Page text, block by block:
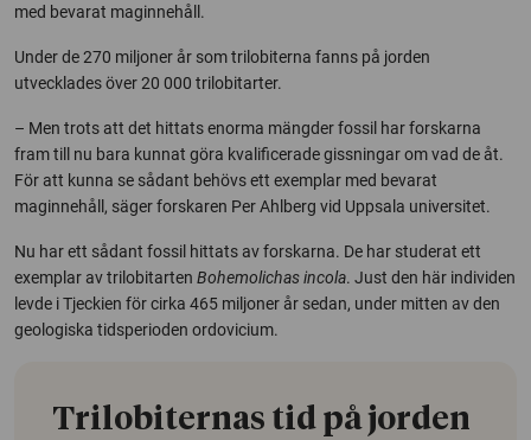
med bevarat maginnehåll.
Under de 270 miljoner år som trilobiterna fanns på jorden
utvecklades över 20 000 trilobitarter.
– Men trots att det hittats enorma mängder fossil har forskarna
fram till nu bara kunnat göra kvalificerade gissningar om vad de åt.
För att kunna se sådant behövs ett exemplar med bevarat
maginnehåll, säger forskaren Per Ahlberg vid Uppsala universitet.
Nu har ett sådant fossil hittats av forskarna. De har studerat ett
exemplar av trilobitarten Bohemolichas incola. Just den här individen
levde i Tjeckien för cirka 465 miljoner år sedan, under mitten av den
geologiska tidsperioden ordovicium.
Trilobiternas tid på jorden